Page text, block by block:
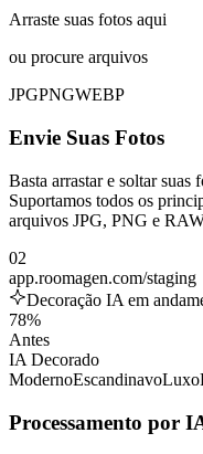
Arraste suas fotos aqui
ou procure arquivos
JPGPNGWEBP
Envie Suas Fotos
Basta arrastar e soltar suas
Suportamos todos os
arquivos JPG, PNG e
02
app.roomagen.com/staging
Decoração IA em
78%
Antes
IA Decorado
ModernoEscandinavoLuxo
Processamento por